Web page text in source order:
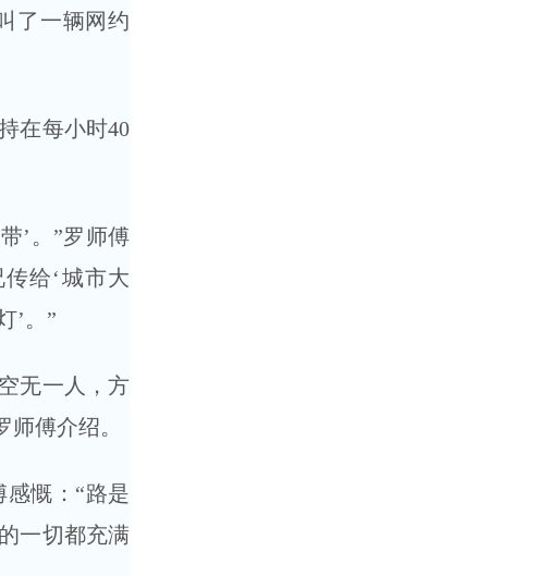
了一辆网约
在每小时40
’。”罗师傅
给‘城市大
’。”
无一人，方
傅介绍。
慨：“路是
一切都充满